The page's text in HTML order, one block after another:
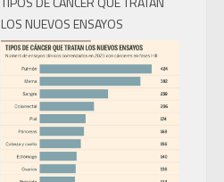
LOS NUEVOS ENSAYOS